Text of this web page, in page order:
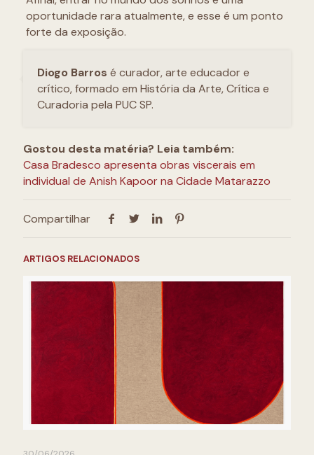
oportunidade rara atualmente, e esse é um ponto
forte da exposição.
Diogo Barros é curador, arte educador e
crítico, formado em História da Arte, Crítica e
Curadoria pela PUC SP.
Gostou desta matéria? Leia também:
Casa Bradesco apresenta obras viscerais em
individual de Anish Kapoor na Cidade Matarazzo
Compartilhar
ARTIGOS RELACIONADOS